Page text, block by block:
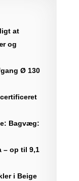
at
og
Ø 130
Bagvæg:
– op til 9,1
i Beige